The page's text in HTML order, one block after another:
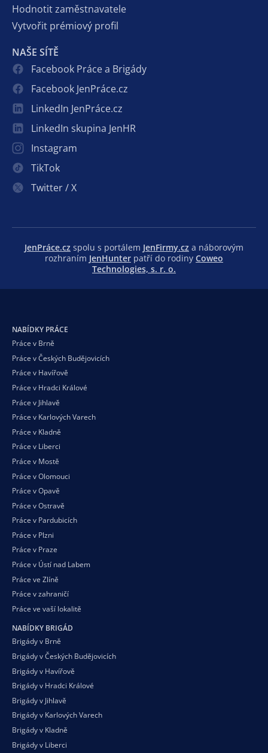
Hodnotit zaměstnavatele
Vytvořit prémiový profil
NAŠE SÍTĚ
Facebook Práce a Brigády
Facebook JenPráce.cz
LinkedIn JenPráce.cz
LinkedIn skupina JenHR
Instagram
TikTok
Twitter / X
JenPráce.cz spolu s portálem JenFirmy.cz a náborovým
rozhraním JenHunter patří do rodiny Coweo
Technologies, s. r. o.
NABÍDKY PRÁCE
Práce v Brně
Práce v Českých Budějovicích
Práce v Havířově
Práce v Hradci Králové
Práce v Jihlavě
Práce v Karlových Varech
Práce v Kladně
Práce v Liberci
Práce v Mostě
Práce v Olomouci
Práce v Opavě
Práce v Ostravě
Práce v Pardubicích
Práce v Plzni
Práce v Praze
Práce v Ústí nad Labem
Práce ve Zlíně
Práce v zahraničí
Práce ve vaší lokalitě
NABÍDKY BRIGÁD
Brigády v Brně
Brigády v Českých Budějovicích
Brigády v Havířově
Brigády v Hradci Králové
Brigády v Jihlavě
Brigády v Karlových Varech
Brigády v Kladně
Brigády v Liberci